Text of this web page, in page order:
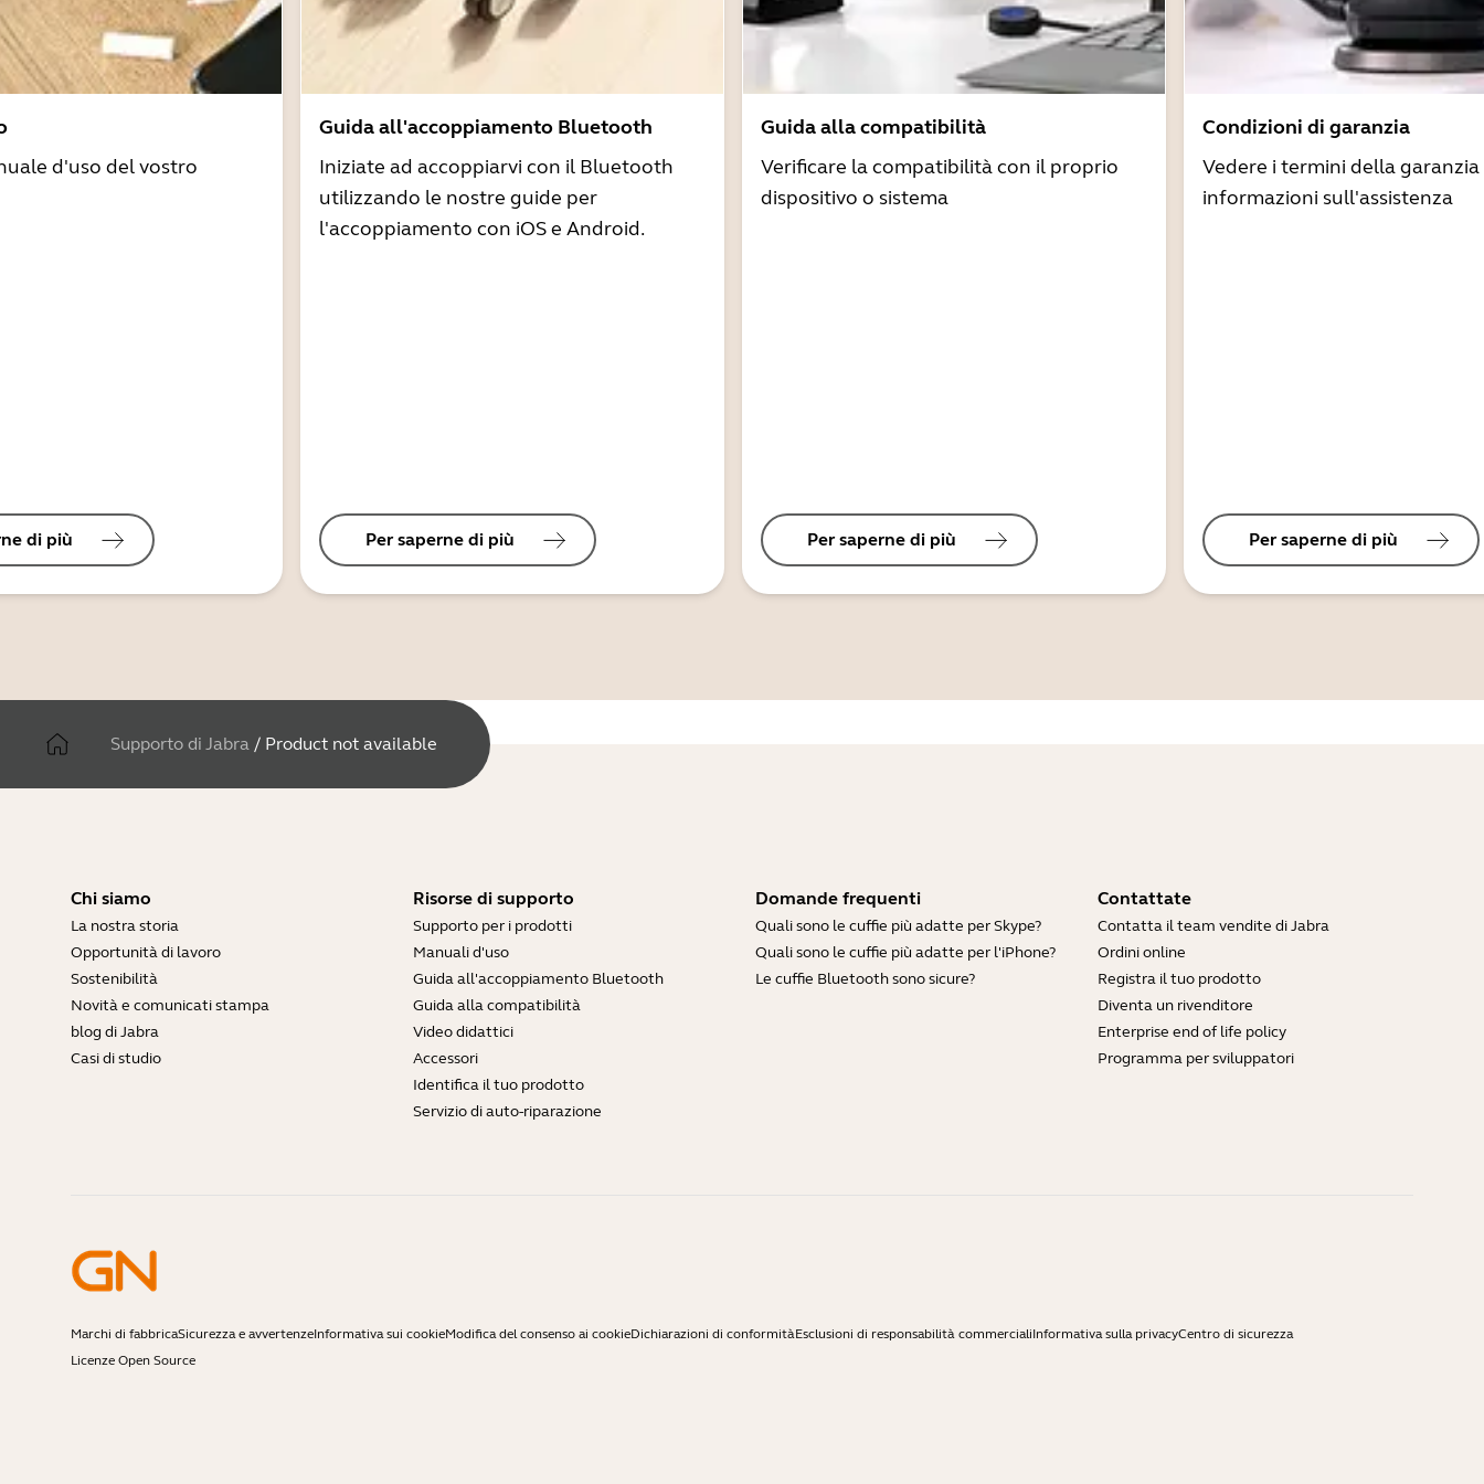
d'uso del vostro
di più
Guida all'accoppiamento Bluetooth
Iniziate ad accoppiarvi con il Bluetooth
utilizzando le nostre guide per
l'accoppiamento con iOS e Android.
Per saperne di più
Guida alla compatibilità
Verificare la compatibilità con il proprio
dispositivo o sistema
Per saperne di più
Condizioni di garanzia
Vedere i termini della garanzia
informazioni sull'assistenza
Per saperne di più
Supporto di Jabra / Product not available
Chi siamo
La nostra storia
Opportunità di lavoro
Sostenibilità
Novità e comunicati stampa
blog di Jabra
Casi di studio
Risorse di supporto
Supporto per i prodotti
Manuali d'uso
Guida all'accoppiamento Bluetooth
Guida alla compatibilità
Video didattici
Accessori
Identifica il tuo prodotto
Servizio di auto-riparazione
Domande frequenti
Quali sono le cuffie più adatte per Skype?
Quali sono le cuffie più adatte per l'iPhone?
Le cuffie Bluetooth sono sicure?
Contattate
Contatta il team vendite di Jabra
Ordini online
Registra il tuo prodotto
Diventa un rivenditore
Enterprise end of life policy
Programma per sviluppatori
Marchi di fabbricaSicurezza e avvertenzeInformativa sui cookieModifica del consenso ai cookieDichiarazioni di conformitàEsclusioni di responsabilità commercialiInformativa sulla privacyCentro di sicurezza
Licenze Open Source